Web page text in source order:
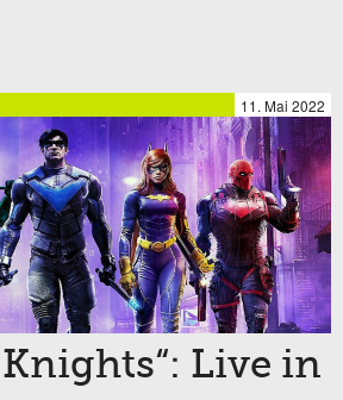
11. Mai 2022
Live in